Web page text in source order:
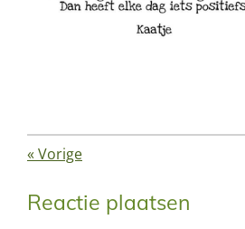
«Vorige
Reactie plaatsen